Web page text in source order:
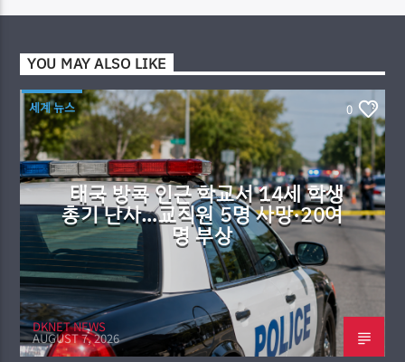
YOU MAY ALSO LIKE
세계 뉴스 0
태국 방콕 인근 학교서 14세 학생
총기 난사…교직원 5명 사망·20여
명 부상
DKNET NEWS
AUGUST 7, 2026